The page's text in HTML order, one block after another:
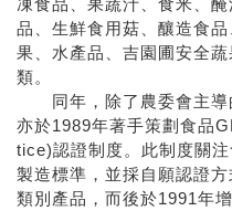
品、生鮮食用菇、釀造食
果、水產品、吉園圃安全
類。
同年，除了農委會主導
亦於1989年著手策劃食品
tice)認證制度。此制度關
製造標準，並採自願認證
類別產品，而後於1991年